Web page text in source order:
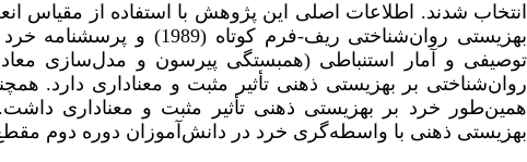
توصیفی و آمار استنباطی (همبستگی پیرسون و مدل‌سازی
روان‌شناختی بر بهزیستی ذهنی تأثیر مثبت و معناداری دارد.
همین‌طور خرد بر بهزیستی ذهنی تأثیر مثبت و معناداری
بهزیستی ذهنی با واسطه‌گری خرد در دانش‌آموزان دوره دوم